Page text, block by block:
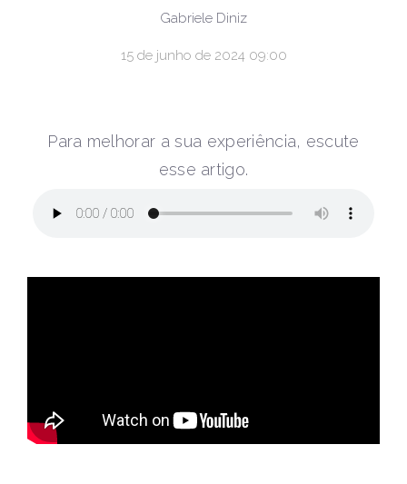
Gabriele Diniz
15 de junho de 2024 09:00
Para melhorar a sua experiência, escute
esse artigo.